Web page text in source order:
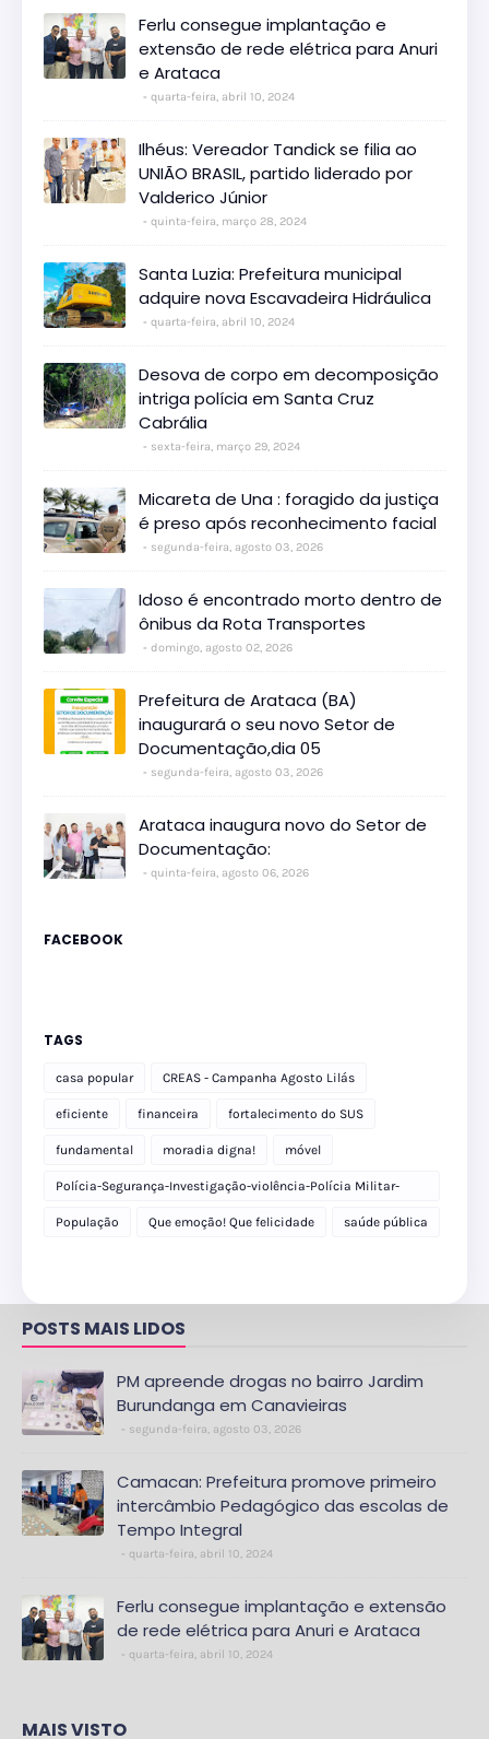
Ferlu consegue implantação e
extensão de rede elétrica para Anuri
e Arataca
quarta-feira, abril 10, 2024
Ilhéus: Vereador Tandick se filia ao
UNIÃO BRASIL, partido liderado por
Valderico Júnior
quinta-feira, março 28, 2024
Santa Luzia: Prefeitura municipal
adquire nova Escavadeira Hidráulica
quarta-feira, abril 10, 2024
Desova de corpo em decomposição
intriga polícia em Santa Cruz
Cabrália
sexta-feira, março 29, 2024
Micareta de Una : foragido da justiça
é preso após reconhecimento facial
segunda-feira, agosto 03, 2026
Idoso é encontrado morto dentro de
ônibus da Rota Transportes
domingo, agosto 02, 2026
Prefeitura de Arataca (BA)
inaugurará o seu novo Setor de
Documentação,dia 05
segunda-feira, agosto 03, 2026
Arataca inaugura novo do Setor de
Documentação:
quinta-feira, agosto 06, 2026
FACEBOOK
TAGS
casa popular CREAS - Campanha Agosto Lilás
eficiente financeira fortalecimento do SUS
fundamental moradia digna! móvel
Polícia-Segurança-Investigação-violência-Polícia Militar-
delegacia
População Que emoção! Que felicidade saúde pública
POSTS MAIS LIDOS
PM apreende drogas no bairro Jardim
Burundanga em Canavieiras
segunda-feira, agosto 03, 2026
Camacan: Prefeitura promove primeiro
intercâmbio Pedagógico das escolas de
Tempo Integral
quarta-feira, abril 10, 2024
Ferlu consegue implantação e extensão
de rede elétrica para Anuri e Arataca
quarta-feira, abril 10, 2024
MAIS VISTO